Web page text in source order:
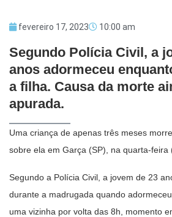
fevereiro 17, 2023 10:00 am
Segundo Polícia Civil, a
anos adormeceu
a filha. Causa da morte
apurada.
Uma criança de apenas três meses
sobre ela em Garça (SP), na quarta-feira
Segundo a Polícia Civil, a jovem de 23
durante a madrugada quando
uma vizinha por volta das 8h, momento